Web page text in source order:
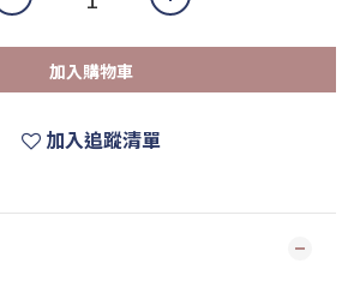
加入購物車
加入追蹤清單